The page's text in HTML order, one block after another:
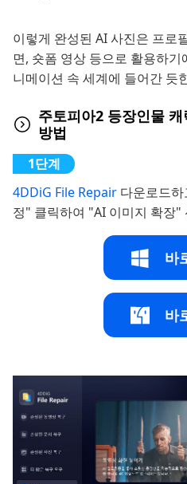
이렇게 완성된 AI 사진은 프로
면, 숏폼 영상 등으로 활용하
니메이션 속 세계에 들어간 듯
주토피아2 등장인물
방법
4DDiG File Repair 다운로드
정" 클릭하여 "AI 이미지 확장"
바
바